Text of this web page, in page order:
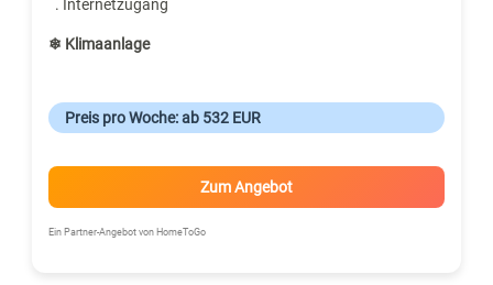
. Internetzugang
❄ Klimaanlage
Preis pro Woche: ab 532 EUR
Zum Angebot
Ein Partner-Angebot von HomeToGo